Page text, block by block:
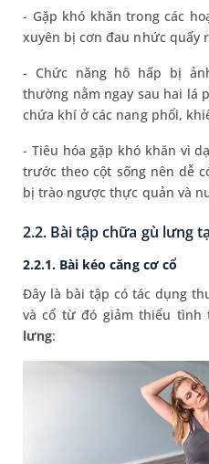
- Gặp khó khăn trong các
xuyên bị cơn đau nhức quấy
- Chức năng hô hấp bị
thường nằm ngay sau hai lá
chứa khí ở các nang phổi,
- Tiêu hóa gặp khó khăn vì
trước theo cột sống nên dễ
bị trào ngược thực quản và
2.2. Bài tập chữa gù lưng
2.2.1. Bài kéo căng cơ cổ
Đây là bài tập có tác dụng
và cổ từ đó giảm thiểu tình
lưng: